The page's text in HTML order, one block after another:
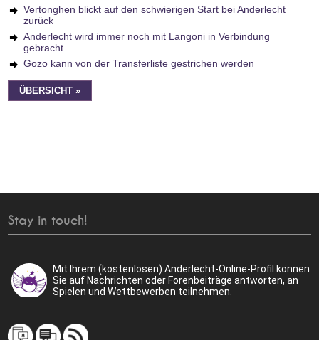
Vertonghen blickt auf den schwierigen Start bei Anderlecht
zurück
Anderlecht wird immer noch mit Langoni in Verbindung
gebracht
Gozo kann von der Transferliste gestrichen werden
ÜBERSICHT »
Stay in touch!
Mit Ihrem (kostenlosen) Anderlecht-Online-Profil können
Sie auf Nachrichten oder Forenbeiträge antworten, an
Spielen und Wettbewerben teilnehmen.